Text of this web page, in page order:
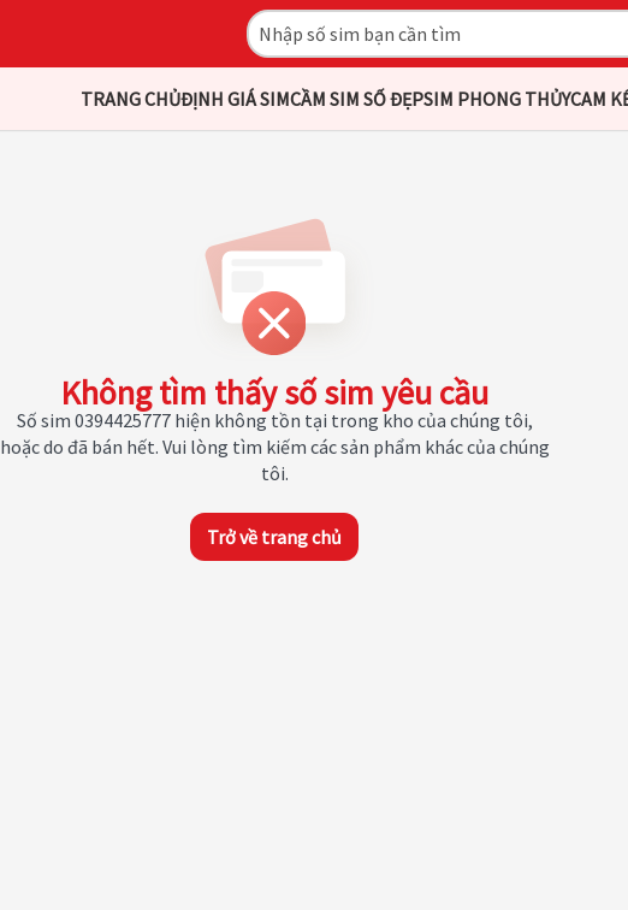
TRANG CHỦĐỊNH GIÁ SIMCẦM SIM SỐ ĐẸPSIM PHONG THỦYCAM
Không tìm thấy số sim yêu cầu
Số sim 0394425777 hiện không tồn tại trong kho của chúng tôi,
hoặc do đã bán hết. Vui lòng tìm kiếm các sản phẩm khác của chúng
tôi.
Trở về trang chủ